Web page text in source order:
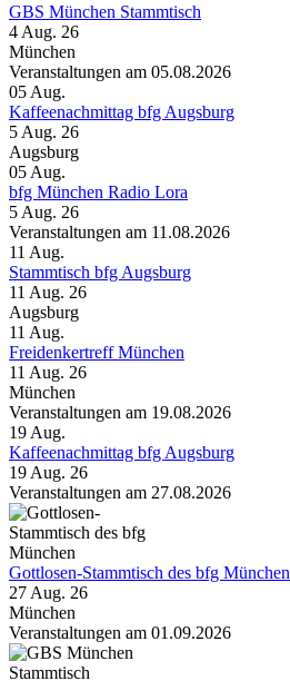
GBS München Stammtisch
4 Aug. 26
München
Veranstaltungen am 05.08.2026
05 Aug.
Kaffeenachmittag bfg Augsburg
5 Aug. 26
Augsburg
05 Aug.
bfg München Radio Lora
5 Aug. 26
Veranstaltungen am 11.08.2026
11 Aug.
Stammtisch bfg Augsburg
11 Aug. 26
Augsburg
11 Aug.
Freidenkertreff München
11 Aug. 26
München
Veranstaltungen am 19.08.2026
19 Aug.
Kaffeenachmittag bfg Augsburg
19 Aug. 26
Veranstaltungen am 27.08.2026
Gottlosen-Stammtisch des bfg München
27 Aug. 26
München
Veranstaltungen am 01.09.2026